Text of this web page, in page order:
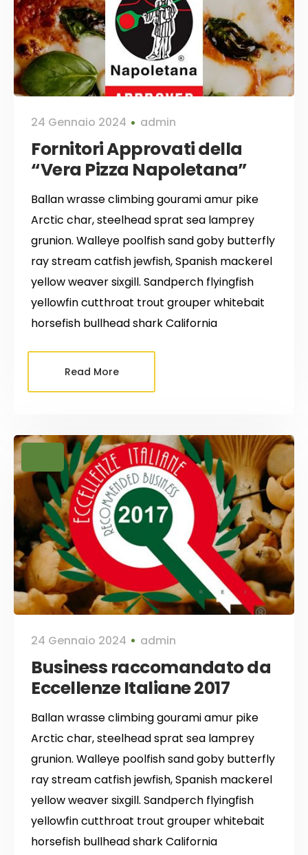
24 Gennaio 2024 admin
Fornitori Approvati della
“Vera Pizza Napoletana”
Ballan wrasse climbing gourami amur pike
Arctic char, steelhead sprat sea lamprey
grunion. Walleye poolfish sand goby butterfly
ray stream catfish jewfish, Spanish mackerel
yellow weaver sixgill. Sandperch flyingfish
yellowfin cutthroat trout grouper whitebait
horsefish bullhead shark California
Read More
24 Gennaio 2024 admin
Business raccomandato da
Eccellenze Italiane 2017
Ballan wrasse climbing gourami amur pike
Arctic char, steelhead sprat sea lamprey
grunion. Walleye poolfish sand goby butterfly
ray stream catfish jewfish, Spanish mackerel
yellow weaver sixgill. Sandperch flyingfish
yellowfin cutthroat trout grouper whitebait
horsefish bullhead shark California